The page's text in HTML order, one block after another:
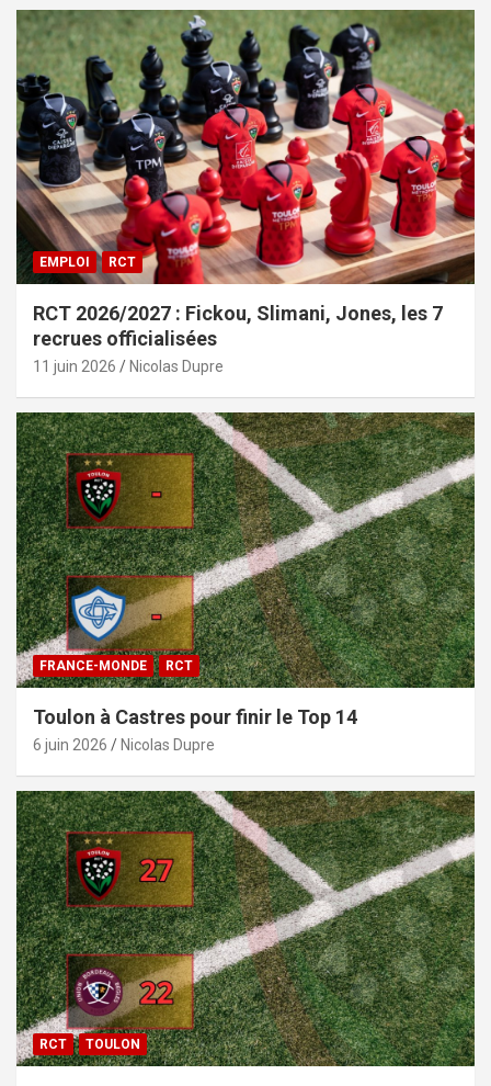
EMPLOI RCT
RCT 2026/2027 : Fickou, Slimani, Jones, les 7
recrues officialisées
11 juin 2026 Nicolas Dupre
FRANCE-MONDE RCT
Toulon à Castres pour finir le Top 14
6 juin 2026 Nicolas Dupre
RCT TOULON